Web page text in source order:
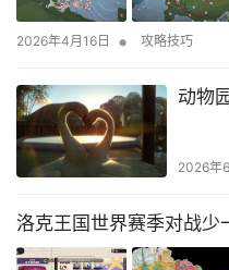
2026年4月16日 • 攻略技巧
动物
2026年
洛克王国世界赛季对战少